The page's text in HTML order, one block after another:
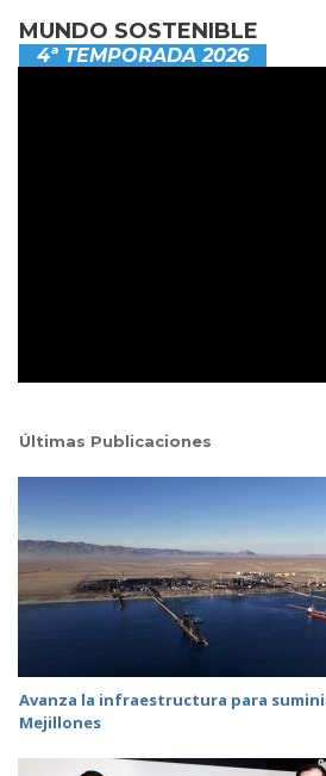
MUNDO SOSTENIBLE
4ª TEMPORADA 2026
Últimas Publicaciones
Avanza la infraestructura para
Mejillones